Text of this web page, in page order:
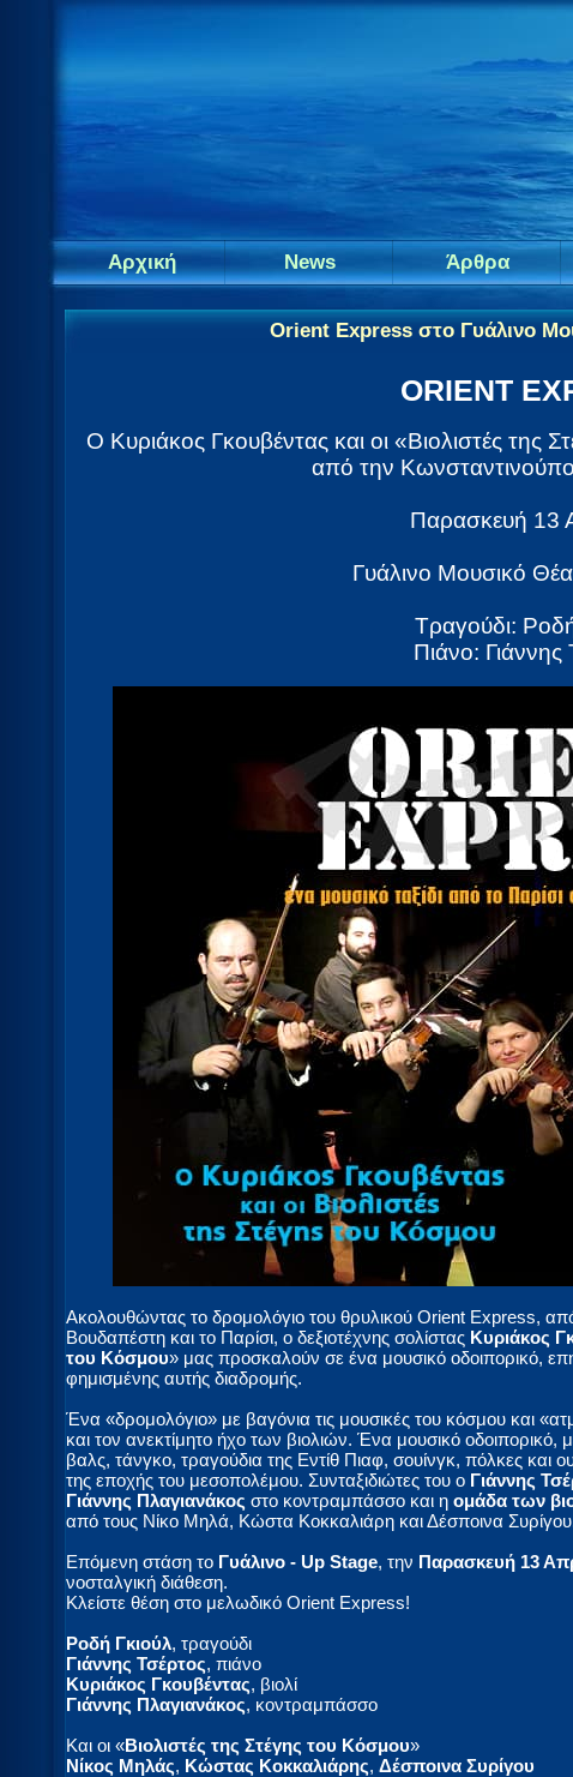
Αρχική News Άρθρα
Orient Express στο Γυάλινο
ORIENT
Ο Κυριάκος Γκουβέντας και οι «Βιολιστές της
από την
Παρασκευή 13
Γυάλινο Μουσικό
Τραγούδι:
Πιάνο: Γιάννης
Ακολουθώντας το δρομολόγιο του θρυλικού Orient Express,
Βουδαπέστη και το Παρίσι, ο δεξιοτέχνης σολίστας Κυριάκος
του Κόσμου» μας προσκαλούν σε ένα μουσικό οδοιπορικό,
φημισμένης αυτής διαδρομής.
Ένα «δρομολόγιο» με βαγόνια τις μουσικές του κόσμου και
και τον ανεκτίμητο ήχο των βιολιών. Ένα μουσικό οδοιπορικό,
βαλς, τάνγκο, τραγούδια της Εντίθ Πιαφ, σουίνγκ, πόλκες και
της εποχής του μεσοπολέμου. Συνταξιδιώτες του ο Γιάννης
Γιάννης Πλαγιανάκος στο κοντραμπάσσο και η ομάδα των
από τους Νίκο Μηλά, Κώστα Κοκκαλιάρη και Δέσποινα
Επόμενη στάση το Γυάλινο - Up Stage, την Παρασκευή 13
νοσταλγική διάθεση.
Κλείστε θέση στο μελωδικό Orient Express!
Ροδή Γκιούλ, τραγούδι
Γιάννης Τσέρτος, πιάνο
Κυριάκος Γκουβέντας, βιολί
Γιάννης Πλαγιανάκος, κοντραμπάσσο
Και οι «Βιολιστές της Στέγης του Κόσμου»
Νίκος Μηλάς, Κώστας Κοκκαλιάρης, Δέσποινα Συρίγου